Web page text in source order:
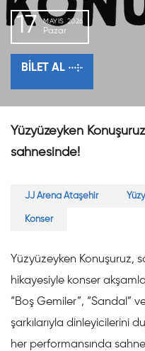
17 MAYIS 2026
Pazar
BILET AL
Yüzyüzeyken
sahnesinde!
JJ Arena Ataşehir
Konser
Yüzyüzeyken Konuşuruz,
hikayesiyle konser
“Boş Gemiler”, “Sandal”
şarkılarıyla dinleyicilerini
her performansında